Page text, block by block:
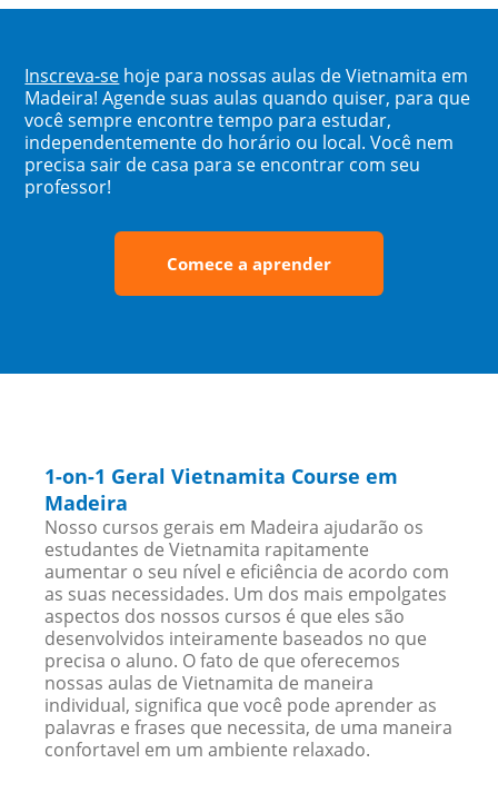
Inscreva-se hoje para nossas aulas de Vietnamita em
Madeira! Agende suas aulas quando quiser, para que
você sempre encontre tempo para estudar,
independentemente do horário ou local. Você nem
precisa sair de casa para se encontrar com seu
professor!
Comece a aprender
1-on-1 Geral Vietnamita Course em
Madeira
Nosso cursos gerais em Madeira ajudarão os
estudantes de Vietnamita rapitamente
aumentar o seu nível e eficiência de acordo com
as suas necessidades. Um dos mais empolgates
aspectos dos nossos cursos é que eles são
desenvolvidos inteiramente baseados no que
precisa o aluno. O fato de que oferecemos
nossas aulas de Vietnamita de maneira
individual, significa que você pode aprender as
palavras e frases que necessita, de uma maneira
confortavel em um ambiente relaxado.